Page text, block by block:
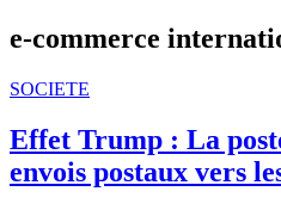
e-commerce
SOCIETE
Effet Trump : La
envois postaux vers